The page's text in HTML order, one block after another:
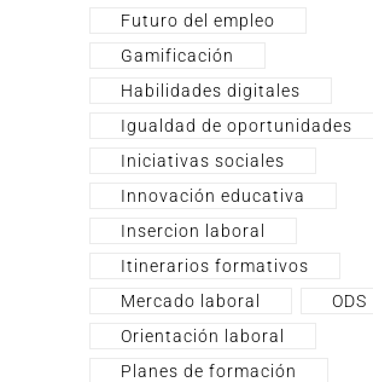
Futuro del empleo
Gamificación
Habilidades digitales
Igualdad de oportunidades
Iniciativas sociales
Innovación educativa
Insercion laboral
Itinerarios formativos
Mercado laboral
ODS
Orientación laboral
Planes de formación